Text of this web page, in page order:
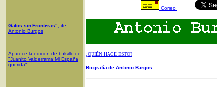
Gatos sin Fronteras" , de
Antonio Burgos
Aparece la edición de bolsillo de
"Juanito Valderrama:Mi España
querida"
Correo
¿QUIÉN HACE ESTO?
Biografía de Antonio Burgos